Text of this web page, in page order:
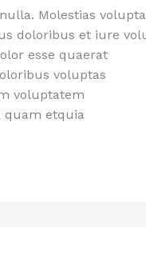
Molestias
doloribus et iure
esse quaerat
voluptas
voluptatem
quam etquia